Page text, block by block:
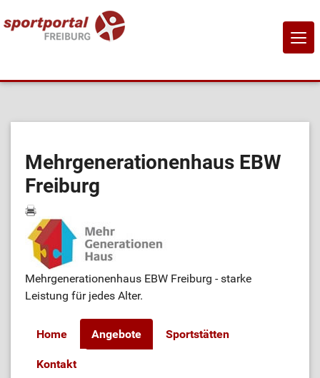
Sportanbietende
Sportstätten
Job-Börse
Mehrgenerationenhaus EBW
Freiburg
Mehrgenerationenhaus EBW Freiburg - starke
Leistung für jedes Alter.
Home Angebote Sportstätten
Kontakt